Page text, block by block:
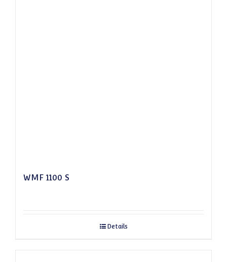
WMF 1100 S
Details